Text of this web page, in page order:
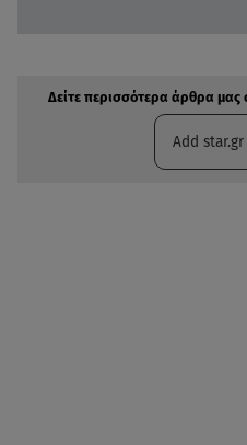
Δείτε περισσότερα άρθρα
Add